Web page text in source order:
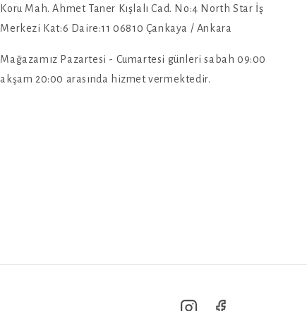
Koru Mah. Ahmet Taner Kışlalı Cad. No:4 North Star İş
Merkezi Kat:6 Daire:11 06810 Çankaya / Ankara
Mağazamız Pazartesi - Cumartesi günleri sabah 09:00
akşam 20:00 arasında hizmet vermektedir.